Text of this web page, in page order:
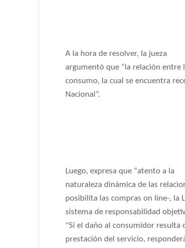
A la hora de resolver, la jueza
argumentó que “la relación entre
consumo, la cual se encuentra
Nacional”.
Luego, expresa que “atento a la
naturaleza dinámica de las
posibilita las compras on line-, la
sistema de responsabilidad
"Si el daño al consumidor resulta
prestación del servicio,